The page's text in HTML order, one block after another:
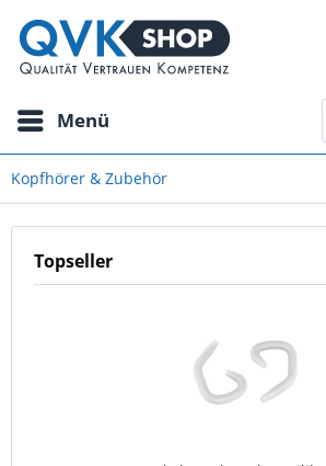
Menü
Kopfhörer & Zubehör
Topseller